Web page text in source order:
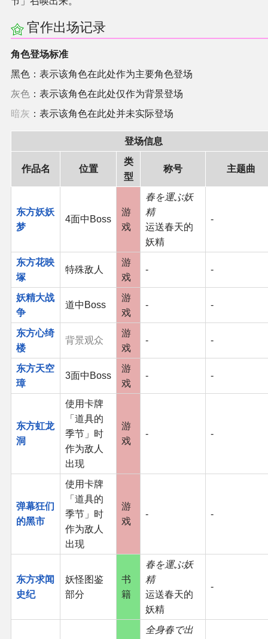
官作出场记录
角色登场标准
黑色：表示该角色在此处作为主要角色登场
灰色 ：表示该角色在此处仅作为背景登场
暗灰 ：表示该角色在此处并未实际登场
登场信息
作品名 位置
类
型
称号 主题曲
东方妖妖
梦
4面中Boss
游
戏
春を運ぶ妖
精
运送春天的
妖精
-
东方花映
塚
特殊敌人
游
戏
- -
妖精大战
争
道中Boss
游
戏
- -
东方心绮
楼
背景观众
游
戏
- -
东方天空
璋
3面中Boss
游
戏
- -
东方虹龙
洞
使用卡牌
「道具的
季节」时
作为敌人
出现
游
戏
- -
弹幕狂们
的黑市
使用卡牌
「道具的
季节」时
作为敌人
出现
游
戏
- -
东方求闻
史纪
妖怪图鉴
部分
书
籍
春を運ぶ妖
精
运送春天的
妖精
-
全身春で出